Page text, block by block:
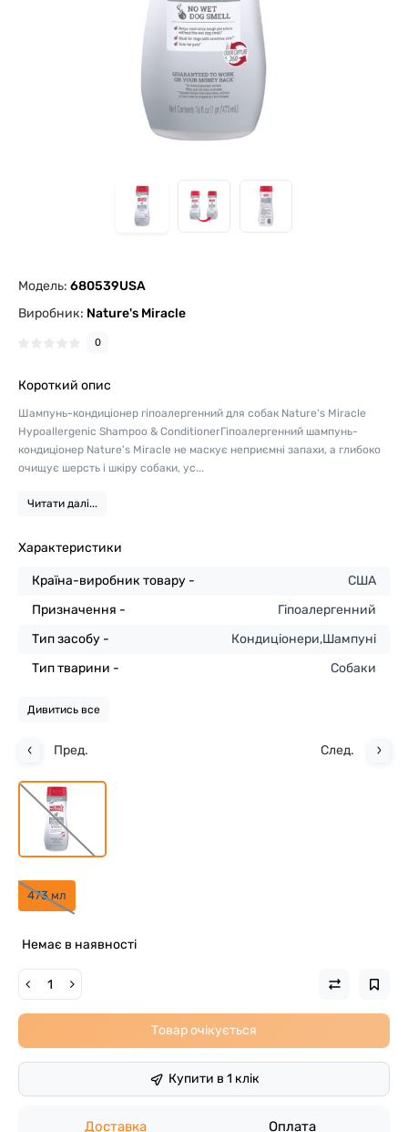
Модель: 680539USA
Виробник: Nature's Miracle
0
Короткий опис
Шампунь-кондиціонер гіпоалергенний для собак Nature's Miracle
Hypoallergenic Shampoo & ConditionerГіпоалергенний шампунь-
кондиціонер Nature's Miracle не маскує неприємні запахи, а глибоко
очищує шерсть і шкіру собаки, ус...
Читати далі...
Характеристики
Країна-виробник товару -
США
Призначення -
Гіпоалергенний
Тип засобу -
Кондиціонери,Шампуні
Тип тварини -
Собаки
Дивитись все
Пред. След.
473 мл
Немає в наявності
Товар очікується
Купити в 1 клік
Доставка Оплата